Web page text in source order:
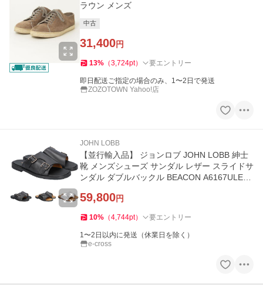
ラウン メンズ
中古
31,400円
13% （3,724pt） 要エントリー
即日配送ご指定の場合のみ、1〜2日で発送
ZOZOTOWN Yahoo!店
JOHN LOBB
【並行輸入品】 ジョンロブ JOHN LOBB 紳士
靴 メンズシューズ サンダル レザー スライドサ
ンダル ダブルバックル BEACON A6167ULE1R
59,800円
10% （4,744pt） 要エントリー
1〜2日以内に発送（休業日を除く）
e-cross